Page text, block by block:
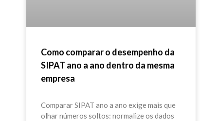
Como comparar o desempenho da
SIPAT ano a ano dentro da mesma
empresa
Comparar SIPAT ano a ano exige mais que
olhar números soltos: normalize os dados